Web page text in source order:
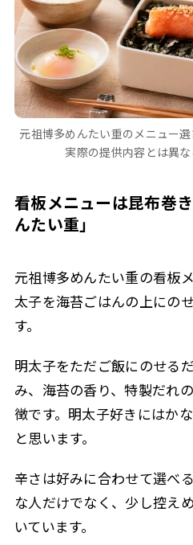
元祖博多めんたい重のメニュー選
実際の提供内容とは異な
看板メニューは昆布巻
んたい重」
元祖博多めんたい重の看板
太子を海苔ごはんの上にの
す。
明太子をただご飯にのせる
み、海苔の香り、特製だれ
徴です。明太子好きにはか
と思います。
辛さは好みに合わせて選べ
な人だけでなく、少し控え
いています。